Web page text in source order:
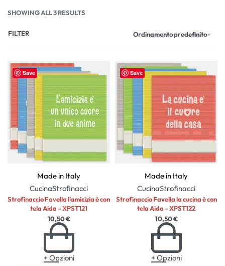
SHOWING ALL 3 RESULTS
Ordinamento predefinito
FILTER
Save
Made in Italy
CucinaStrofinacci
Strofinaccio Favella l’amicizia è con
tela Aida – XPST121
10,50€
+ Opzioni
Save
Made in Italy
CucinaStrofinacci
Strofinaccio Favella la cucina è con
tela Aida – XPST122
10,50€
+ Opzioni